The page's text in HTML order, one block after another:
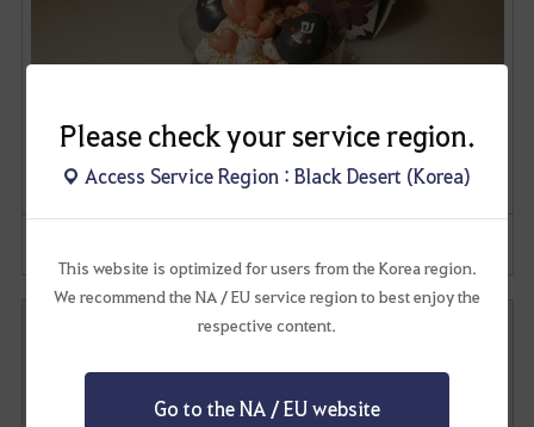
Please check your service region.
Access Service Region : Black Desert (Korea)
This website is optimized for users from the Korea region.
We recommend the NA / EU service region to best enjoy the
respective content.
Go to the NA / EU website
버터은 한 스푼,설탕도 한 스푼,
흑정령의 배신은 와르르르르르!!!
지난 작품에 이어 눈으로 잘 먹었습니다아..♥